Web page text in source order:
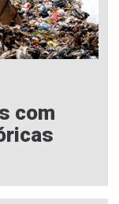
com